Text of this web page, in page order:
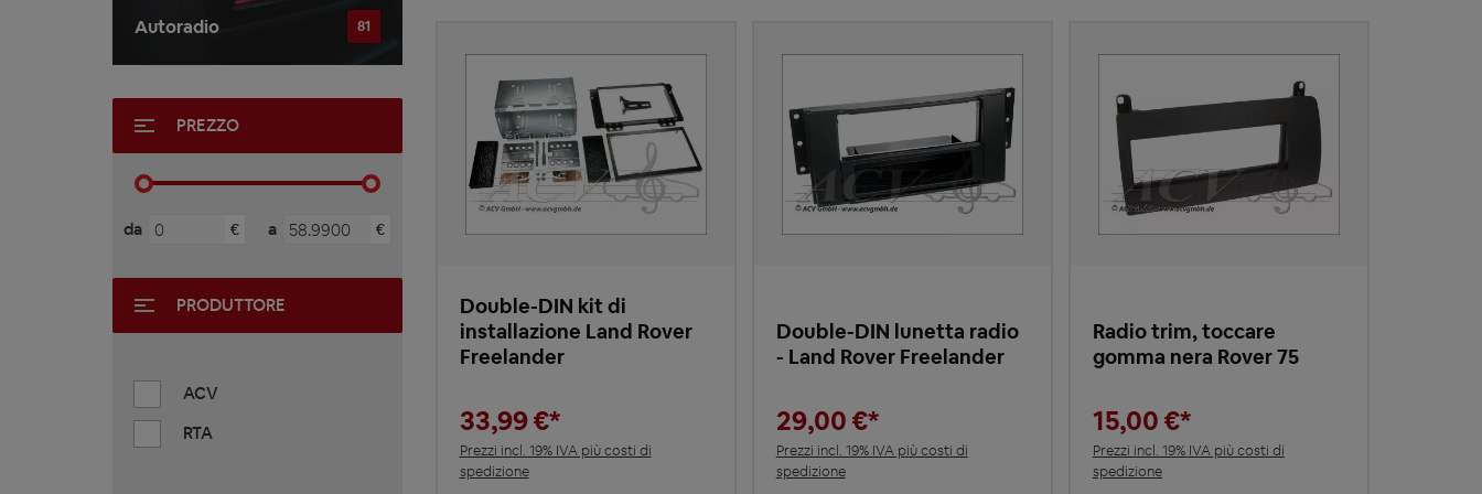
Autoradio 81
PREZZO
da € a €
PRODUTTORE
ACV
RTA
Double-DIN kit di
installazione Land Rover
Freelander
33,99 €*
Prezzi incl. 19% IVA più costi di
spedizione
Double-DIN lunetta radio
- Land Rover Freelander
29,00 €*
Prezzi incl. 19% IVA più costi di
spedizione
Radio trim, toccare
gomma nera Rover 75
15,00 €*
Prezzi incl. 19% IVA più costi di
spedizione